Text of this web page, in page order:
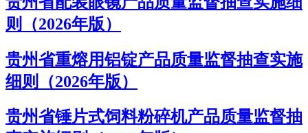
则（2026年版）
贵州省重熔用铝锭产品质量监督抽查实施
细则（2026年版）
贵州省锤片式饲料粉碎机产品质量监督抽